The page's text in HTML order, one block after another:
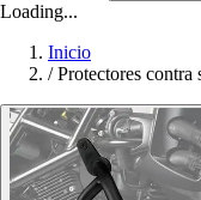
Loading...
Inicio
/ Protectores